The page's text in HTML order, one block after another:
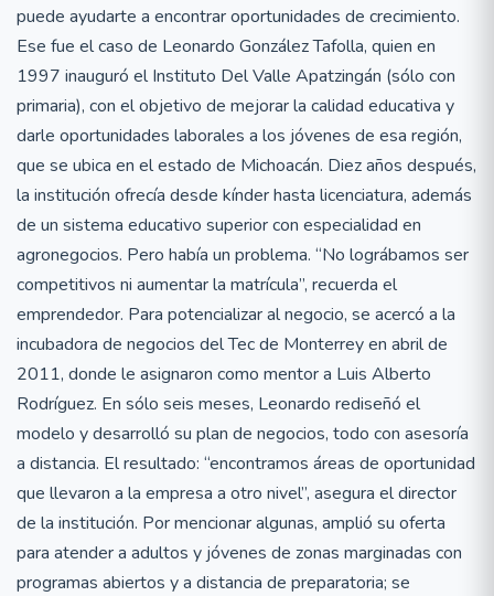
puede ayudarte a encontrar oportunidades de crecimiento.
Ese fue el caso de Leonardo González Tafolla, quien en
1997 inauguró el Instituto Del Valle Apatzingán (sólo con
primaria), con el objetivo de mejorar la calidad educativa y
darle oportunidades laborales a los jóvenes de esa región,
que se ubica en el estado de Michoacán. Diez años después,
la institución ofrecía desde kínder hasta licenciatura, además
de un sistema educativo superior con especialidad en
agronegocios. Pero había un problema. “No lográbamos ser
competitivos ni aumentar la matrícula”, recuerda el
emprendedor. Para potencializar al negocio, se acercó a la
incubadora de negocios del Tec de Monterrey en abril de
2011, donde le asignaron como mentor a Luis Alberto
Rodríguez. En sólo seis meses, Leonardo rediseñó el
modelo y desarrolló su plan de negocios, todo con asesoría
a distancia. El resultado: “encontramos áreas de oportunidad
que llevaron a la empresa a otro nivel”, asegura el director
de la institución. Por mencionar algunas, amplió su oferta
para atender a adultos y jóvenes de zonas marginadas con
programas abiertos y a distancia de preparatoria; se